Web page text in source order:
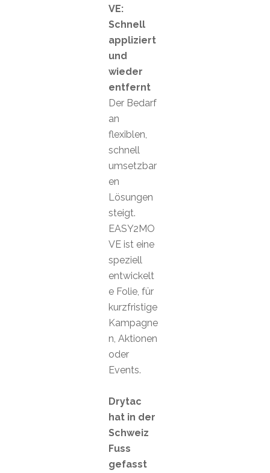
VE:
Schnell
appliziert
und
wieder
entfernt
Der Bedarf
an
flexiblen,
schnell
umsetzbar
en
Lösungen
steigt.
EASY2MO
VE ist eine
speziell
entwickelt
e Folie, für
kurzfristige
Kampagne
n, Aktionen
oder
Events.
Drytac
hat in der
Schweiz
Fuss
gefasst